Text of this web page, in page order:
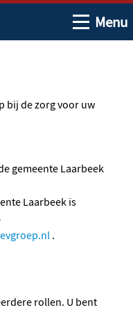
OpenMenu
bij de zorg voor uw
gemeente Laarbeek
Laarbeek is
.
rollen. U bent